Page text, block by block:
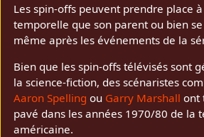
Les spin-offs peuvent prendre place
temporelle que son parent ou bien
même après les événements de la
Bien que les spin-offs télévisés sont
la science-fiction, des scénaristes
Aaron Spelling ou Garry Marshall ont
pavé dans les années 1970/80 de la
américaine.